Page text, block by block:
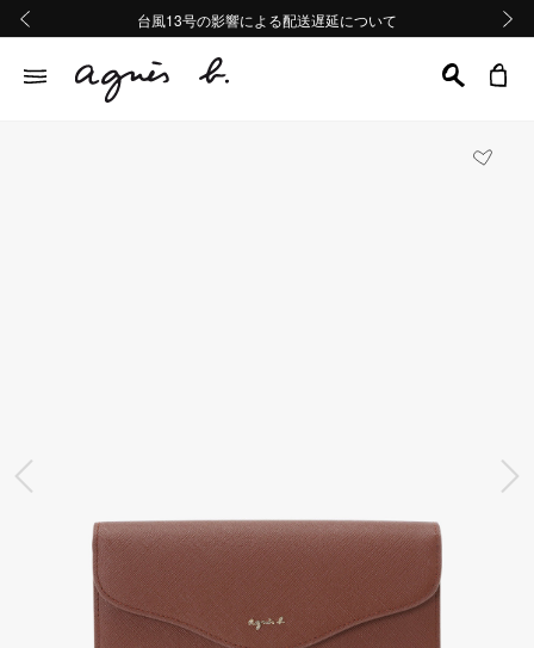
熊本地域地震の影響による配送遅延について
Summer Sale 2buy10%OFF!!
台風13号の影響による配送遅延について
熊本地域地震の影響による配送遅延について
Summer Sale 2buy10%OFF!!
前の画像